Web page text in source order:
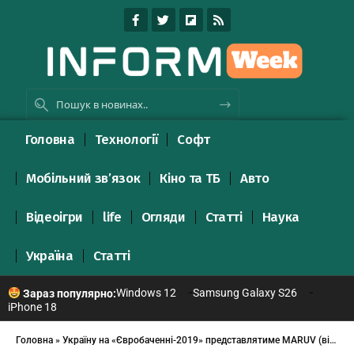
Головна Технології Софт
Мобільний зв’язок Кіно та ТБ Авто
Відеоігри life Огляди Статті Наука
Україна Статті
Зараз популярно:Windows 12
Samsung Galaxy S26
iPhone 18
Головна » Україну на «Євробаченні-2019» представлятиме MARUV (відео)